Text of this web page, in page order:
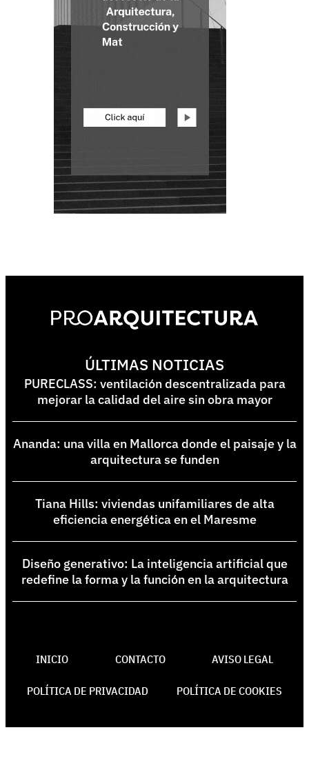
ÚLTIMAS NOTICIAS
PURECLASS: ventilación descentralizada para
mejorar la calidad del aire sin obra mayor
Ananda: una villa en Mallorca donde el paisaje y la
arquitectura se funden
Tiana Hills: viviendas unifamiliares de alta
eficiencia energética en el Maresme
Diseño generativo: La inteligencia artificial que
redefine la forma y la función en la arquitectura
INICIO CONTACTO AVISO LEGAL
POLÍTICA DE PRIVACIDAD POLÍTICA DE COOKIES